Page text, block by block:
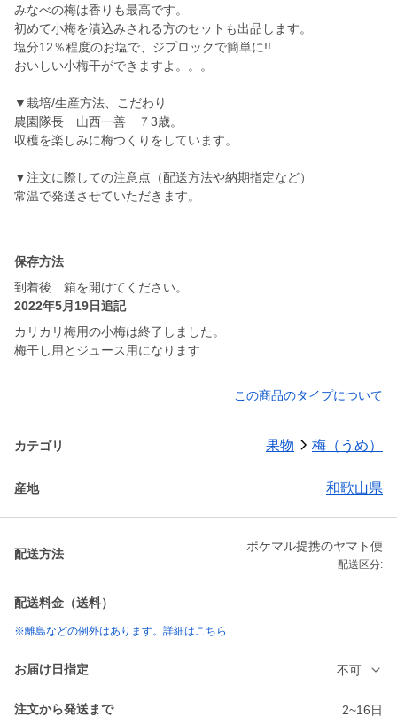
みなべの梅は香りも最高です。
初めて小梅を漬込みされる方のセットも出品します。
塩分12％程度のお塩で、ジプロックで簡単に!!
おいしい小梅干ができますよ。。。
▼栽培/生産方法、こだわり
農園隊長 山西一善 ７3歳。
収穫を楽しみに梅つくりをしています。
▼注文に際しての注意点（配送方法や納期指定など）
常温で発送させていただきます。
保存方法
到着後 箱を開けてください。
2022年5月19日追記
カリカリ梅用の小梅は終了しました。
梅干し用とジュース用になります
この商品のタイプについて
カテゴリ 果物 梅（うめ）
産地 和歌山県
配送方法
ポケマル提携のヤマト便
配送区分:
配送料金（送料）
※離島などの例外はあります。詳細はこちら
お届け日指定 不可
注文から発送まで 2~16日